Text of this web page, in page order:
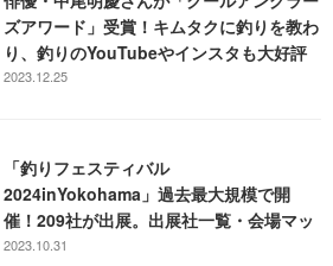
ズアワード」受賞！キムタクに釣りを教わ
り、釣りのYouTubeやインスタも大好評
2023.12.25
「釣りフェスティバル
2024inYokohama」過去最大規模で開
催！209社が出展。出展社一覧・会場マッ
プを公開！
2023.10.31